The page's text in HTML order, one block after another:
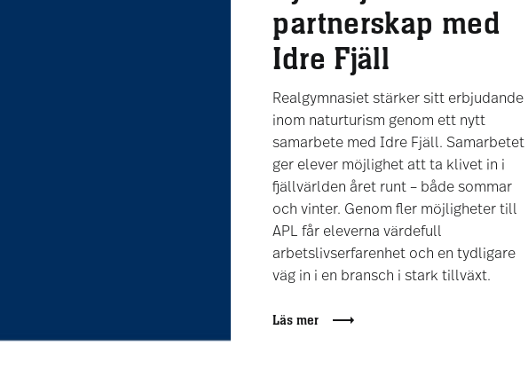
partnerskap med
Idre Fjäll
Realgymnasiet stärker sitt erbjudande
inom naturturism genom ett nytt
samarbete med Idre Fjäll. Samarbetet
ger elever möjlighet att ta klivet in i
fjällvärlden året runt – både sommar
och vinter. Genom fler möjligheter till
APL får eleverna värdefull
arbetslivserfarenhet och en tydligare
väg in i en bransch i stark tillväxt.
Läs mer